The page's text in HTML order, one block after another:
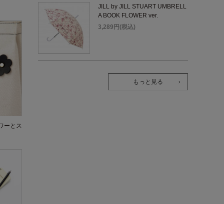
ーとス
JILL by JILL STUART UMBRELL
A BOOK FLOWER ver.
3,289円(税込)
もっと見る